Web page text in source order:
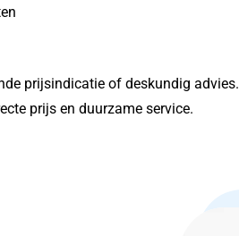
prijsindicatie of deskundig advies.
prijs en duurzame service.